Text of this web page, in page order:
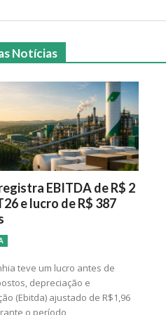
Notícias
EBITDA de R$ 2
e lucro de R$ 387
teve um lucro antes de
depreciação e
(Ebitda) ajustado de R$1,96
o período